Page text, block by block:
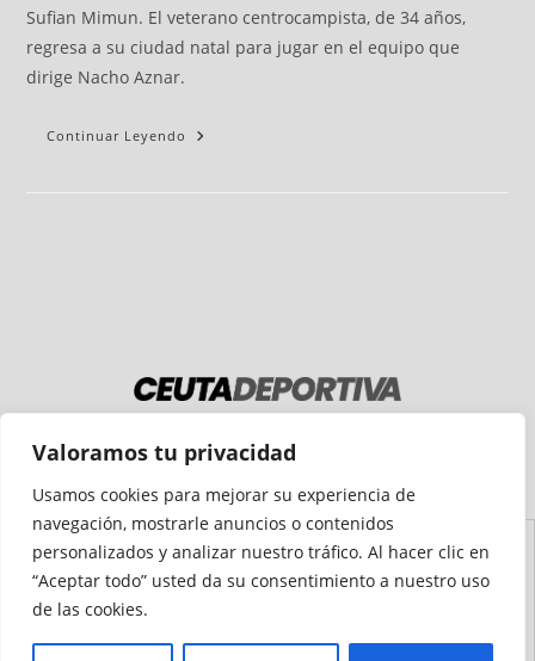
Valoramos tu privacidad
Usamos cookies para mejorar su experiencia de
navegación, mostrarle anuncios o contenidos
personalizados y analizar nuestro tráfico. Al hacer clic en
“Aceptar todo” usted da su consentimiento a nuestro uso
de las cookies.
Sufian Mimun. El veterano centrocampista, de 34 años,
regresa a su ciudad natal para jugar en el equipo que
dirige Nacho Aznar.
Continuar Leyendo
Aviso
Legal
Declaración de
Accesibilidad
Mapa del
Sitio
Política de
Cookies
Política de
Privacidad